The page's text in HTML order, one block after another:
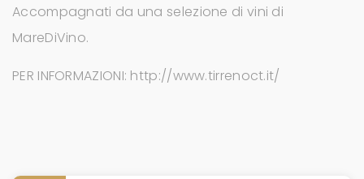
Accompagnati da una selezione di vini di
MareDiVino.
PER INFORMAZIONI: http://www.tirrenoct.it/